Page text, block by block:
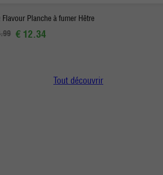
Flavour Planche à fumer Hêtre
€ 12.34
Tout découvrir